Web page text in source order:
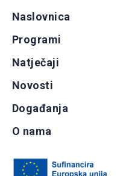
Naslovnica
Programi
Natječaji
Novosti
Događanja
O nama